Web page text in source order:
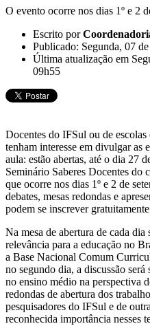
O evento ocorre nos dias 1º e 2
Escrito por
Publicado: Segunda, 07
Última atualização em
09h55
Docentes do IFSul ou de
tenham interesse em divulgar as
aula: estão abertas, até o dia 27
Seminário Saberes Docentes do
que ocorre nos dias 1º e 2 de
debates, mesas redondas e
podem se inscrever gratuitamente
Na mesa de abertura de cada
relevância para a educação no
a Base Nacional Comum
no segundo dia, a discussão
no ensino médio na perspectiva
redondas de abertura dos
pesquisadores do IFSul e de
reconhecida importância nesses